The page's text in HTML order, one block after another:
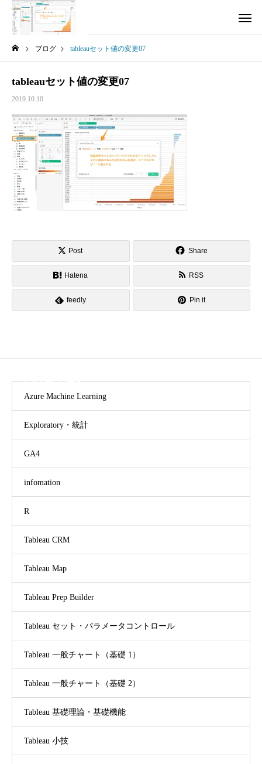
ブログ tableauセット値の変更07
tableauセット値の変更07
2019.10.10
Post Share
Hatena RSS
feedly Pin it
CATEGORY
Azure Machine Learning
Exploratory・統計
GA4
infomation
R
Tableau CRM
Tableau Map
Tableau Prep Builder
Tableau セット・パラメータコントロール
Tableau 一般チャート（基礎 1）
Tableau 一般チャート（基礎 2）
Tableau 基礎理論・基礎機能
Tableau 小技